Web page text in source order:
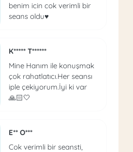
benim icin cok verimli bir
seans oldu♥️
K***** T******
Mine Hanım ile konuşmak
çok rahatlatıcı.Her seansı
iple çekiyorum.İyi ki var
🙏🏻🤍
E** O***
Cok verimli bir seansti,